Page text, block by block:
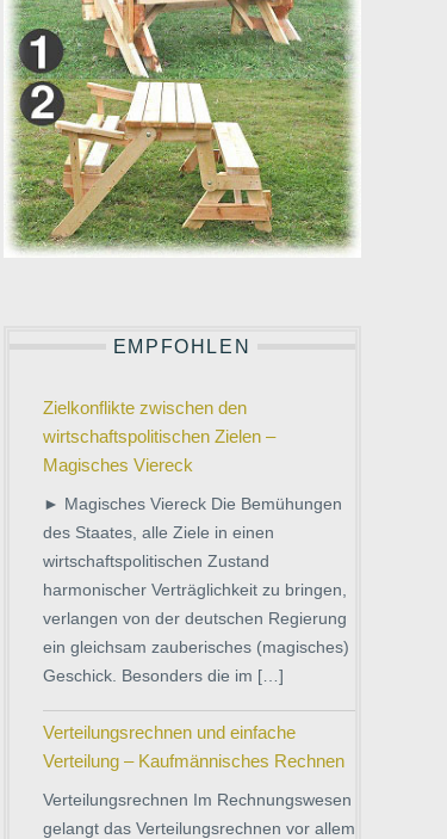
EMPFOHLEN
Zielkonflikte zwischen den
wirtschaftspolitischen Zielen –
Magisches Viereck
► Magisches Viereck Die Bemühungen
des Staates, alle Ziele in einen
wirtschaftspolitischen Zustand
harmonischer Verträglichkeit zu bringen,
verlangen von der deutschen Regierung
ein gleichsam zauberisches (magisches)
Geschick. Besonders die im […]
Verteilungsrechnen und einfache
Verteilung – Kaufmännisches Rechnen
Verteilungsrechnen Im Rechnungswesen
gelangt das Verteilungsrechnen vor allem